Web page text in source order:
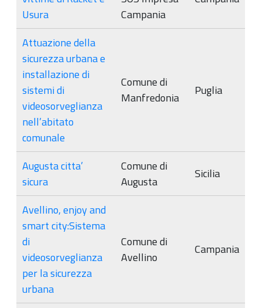
Usura
Campania
Attuazione della
sicurezza urbana e
installazione di
sistemi di
videosorveglianza
nell’abitato
comunale
Comune di
Manfredonia
Puglia
Augusta citta’
sicura
Comune di
Augusta
Sicilia
Avellino, enjoy and
smart city:Sistema
di
videosorveglianza
per la sicurezza
urbana
Comune di
Avellino
Campania